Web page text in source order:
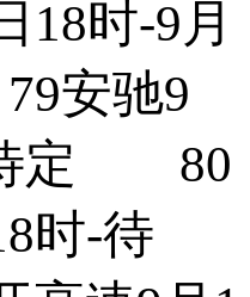
18时-9月
安驰9
待定 80
时-待